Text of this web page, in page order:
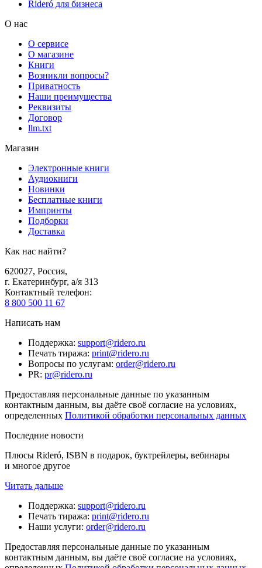
Rideró для бизнеса
О нас
О сервисе
О магазине
Книги
Возникли вопросы?
Приватность
Наши преимущества
Реквизиты
Договор
llm.txt
Магазин
Электронные книги
Аудиокниги
Новинки
Бесплатные книги
Импринты
Подборки
Доставка
Как нас найти?
620027, Россия,
г. Екатеринбург, а/я 313
Контактный телефон:
8 800 500 11 67
Написать нам
Поддержка: support@ridero.ru
Печать тиража: print@ridero.ru
Вопросы по услугам: order@ridero.ru
PR: pr@ridero.ru
Предоставляя персональные данные по указанным
контактным данным, вы даёте своё согласие на условиях,
определенных Политикой обработки персональных данных
Последние новости
Плюсы Rideró, ISBN в подарок, буктрейлеры, вебинары
и многое другое
Читать дальше
Поддержка: support@ridero.ru
Печать тиража: print@ridero.ru
Наши услуги: order@ridero.ru
Предоставляя персональные данные по указанным
контактным данным, вы даёте своё согласие на условиях,